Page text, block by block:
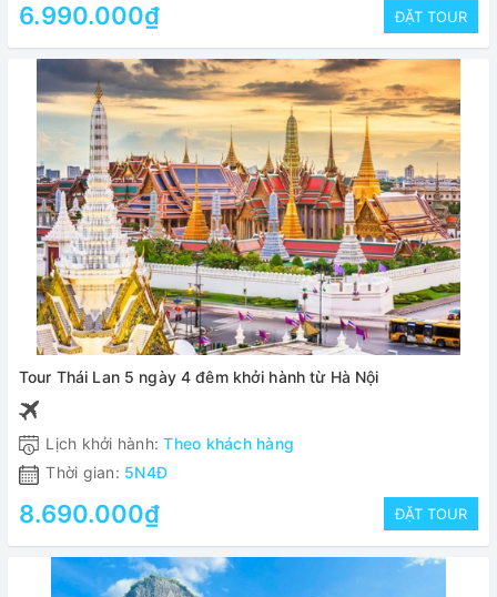
6.990.000₫ ĐẶT TOUR
Tour Thái Lan 5 ngày 4 đêm khởi hành từ Hà Nội
Lịch khởi hành:Theo khách hàng
Thời gian: 5N4Đ
8.690.000₫ ĐẶT TOUR